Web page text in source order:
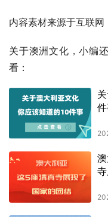
内容素材来源于互联
关于澳洲文化，小编
看：